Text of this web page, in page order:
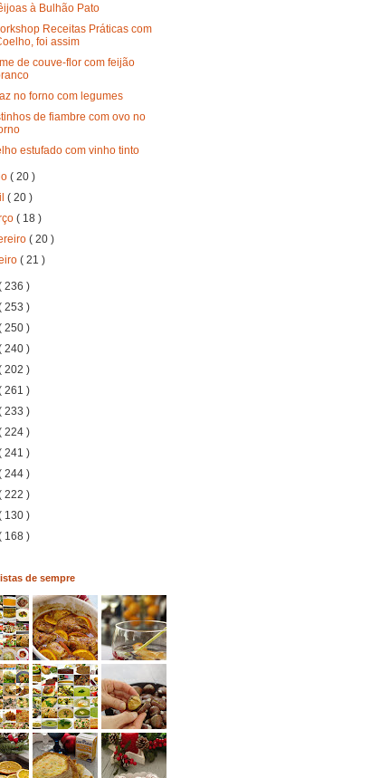
à Bulhão Pato
Receitas Práticas com
foi assim
de couve-flor com feijão
no forno com legumes
de fiambre com ovo no
estufado com vinho tinto
( 20 )
( 20 )
( 18 )
( 20 )
( 21 )
236 )
253 )
250 )
240 )
202 )
261 )
233 )
224 )
241 )
244 )
222 )
130 )
168 )
de sempre